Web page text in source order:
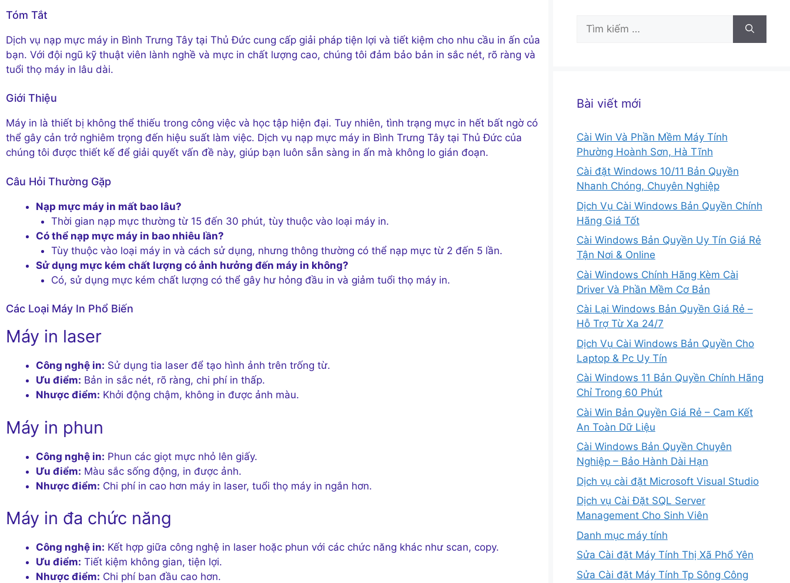
Tóm Tắt
Dịch vụ nạp mực máy in Bình Trưng Tây tại Thủ Đức cung cấp giải pháp tiện lợi và tiết kiệm cho nhu cầu in ấn của
bạn. Với đội ngũ kỹ thuật viên lành nghề và mực in chất lượng cao, chúng tôi đảm bảo bản in sắc nét, rõ ràng và
tuổi thọ máy in lâu dài.
Giới Thiệu
Máy in là thiết bị không thể thiếu trong công việc và học tập hiện đại. Tuy nhiên, tình trạng mực in hết bất ngờ có
thể gây cản trở nghiêm trọng đến hiệu suất làm việc. Dịch vụ nạp mực máy in Bình Trưng Tây tại Thủ Đức của
chúng tôi được thiết kế để giải quyết vấn đề này, giúp bạn luôn sẵn sàng in ấn mà không lo gián đoạn.
Câu Hỏi Thường Gặp
Nạp mực máy in mất bao lâu?
Thời gian nạp mực thường từ 15 đến 30 phút, tùy thuộc vào loại máy in.
Có thể nạp mực máy in bao nhiêu lần?
Tùy thuộc vào loại máy in và cách sử dụng, nhưng thông thường có thể nạp mực từ 2 đến 5 lần.
Sử dụng mực kém chất lượng có ảnh hưởng đến máy in không?
Có, sử dụng mực kém chất lượng có thể gây hư hỏng đầu in và giảm tuổi thọ máy in.
Các Loại Máy In Phổ Biến
Máy in laser
Công nghệ in: Sử dụng tia laser để tạo hình ảnh trên trống từ.
Ưu điểm: Bản in sắc nét, rõ ràng, chi phí in thấp.
Nhược điểm: Khởi động chậm, không in được ảnh màu.
Máy in phun
Công nghệ in: Phun các giọt mực nhỏ lên giấy.
Ưu điểm: Màu sắc sống động, in được ảnh.
Nhược điểm: Chi phí in cao hơn máy in laser, tuổi thọ máy in ngắn hơn.
Máy in đa chức năng
Công nghệ in: Kết hợp giữa công nghệ in laser hoặc phun với các chức năng khác như scan, copy.
Ưu điểm: Tiết kiệm không gian, tiện lợi.
Nhược điểm: Chi phí ban đầu cao hơn.
Tìm
kiếm
Bài viết mới
Cài Win Và Phần Mềm Máy Tính
Phường Hoành Sơn, Hà Tĩnh
Cài đặt Windows 10/11 Bản Quyền
Nhanh Chóng, Chuyên Nghiệp
Dịch Vụ Cài Windows Bản Quyền Chính
Hãng Giá Tốt
Cài Windows Bản Quyền Uy Tín Giá Rẻ
Tận Nơi & Online
Cài Windows Chính Hãng Kèm Cài
Driver Và Phần Mềm Cơ Bản
Cài Lại Windows Bản Quyền Giá Rẻ –
Hỗ Trợ Từ Xa 24/7
Dịch Vụ Cài Windows Bản Quyền Cho
Laptop & Pc Uy Tín
Cài Windows 11 Bản Quyền Chính Hãng
Chỉ Trong 60 Phút
Cài Win Bản Quyền Giá Rẻ – Cam Kết
An Toàn Dữ Liệu
Cài Windows Bản Quyền Chuyên
Nghiệp – Bảo Hành Dài Hạn
Dịch vụ cài đặt Microsoft Visual Studio
Dịch vụ Cài Đặt SQL Server
Management Cho Sinh Viên
Danh mục máy tính
Sửa Cài đặt Máy Tính Thị Xã Phổ Yên
Sửa Cài đặt Máy Tính Tp Sông Công